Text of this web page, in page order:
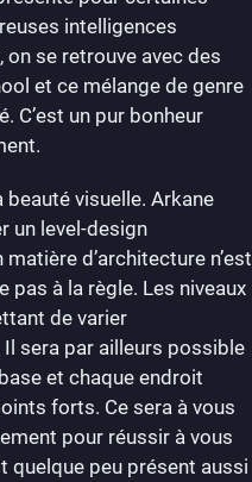
intelligences
se retrouve avec des
et ce mélange de genre
C’est un pur bonheur
beauté visuelle. Arkane
un level-design
d’architecture n’est
pas à la règle. Les niveaux
de varier
sera par ailleurs possible
et chaque endroit
forts. Ce sera à vous
pour réussir à vous
quelque peu présent aussi